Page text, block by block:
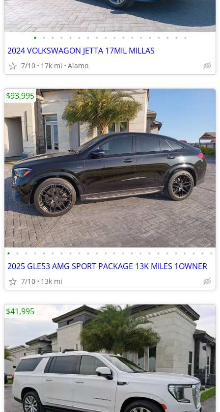
• • • • • • • • • • • • • • • • • •
2024 VOLKSWAGON JETTA 17MIL MILLAS
7/10 17k mi Alamo
• • • • • • • • • • • • • • • • • • • • • • • •
2025 GLE53 AMG SPORT PACKAGE 13K MILES 1OWNER
7/10 13k mi
$93,995
$41,995